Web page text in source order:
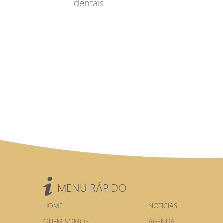
MENU RÁPIDO
HOME
QUEM SOMOS
NOTÍCIAS
AGENDA